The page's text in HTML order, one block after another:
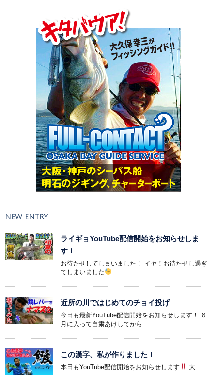
NEW ENTRY
ライギョYouTube配信開始をお知らせしま
す！
お待たせしてしまいました！ イヤ！お待たせし過ぎ
てしまいました
近所の川ではじめてのチョイ投げ
今日も最新YouTube配信開始をお知らせします！ ６
月に入って自粛あけしてから ...
この漢字、私が作りました！
本日もYouTube配信開始をお知らせします 大 ...